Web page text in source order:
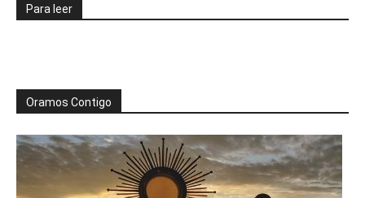
Para leer
Oramos Contigo